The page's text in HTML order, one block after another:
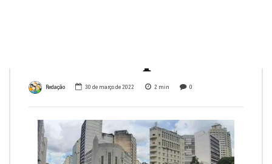
Redação 30 de março de 2022 2 min 0